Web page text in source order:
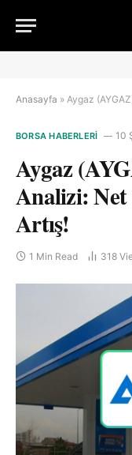
Anasayfa » Aygaz
BORSA HABERLERI 10
Aygaz
Analizi:
Artış!
1 Min Read 318